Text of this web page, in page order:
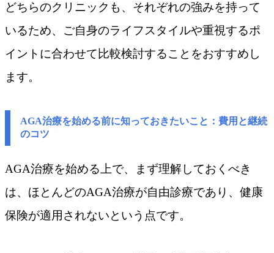
どちらのクリニックも、それぞれの強みを持って
いるため、ご自身のライフスタイルや重視するポ
イントに合わせて比較検討することをおすすめし
ます。
AGA治療を始める前に知っておきたいこと：費用と継続
のコツ
AGA治療を始める上で、まず理解しておくべき
は、ほとんどのAGA治療が自由診療であり、健康
保険が適用されないという点です。